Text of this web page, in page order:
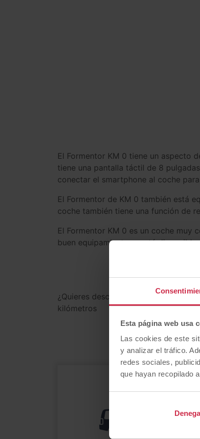
Esta página web usa
Las cookies de este
y analizar el tráfico.
redes sociales,
que hayan recopilado
El Formentor KM 0 tiene un aspecto
tiene una pantalla táctil de 8
conectar el smartphone al coche
El Formentor de KM 0 también está
coche también tiene una función de
El Formentor KM 0 es un coche muy
buen equipamiento, y está
¿Quieres descubrir nuestra selección
kilómetros